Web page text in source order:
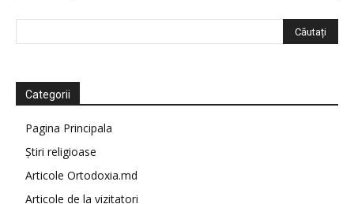
Categorii
Pagina Principala
Știri religioase
Articole Ortodoxia.md
Articole de la vizitatori